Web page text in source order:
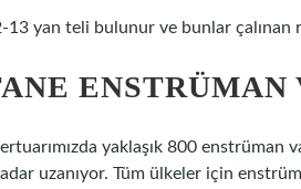
13 yan teli bulunur ve bunlar çalınan
ENSTRÜMAN
yaklaşık 800
uzanıyor. Tüm ülkeler için